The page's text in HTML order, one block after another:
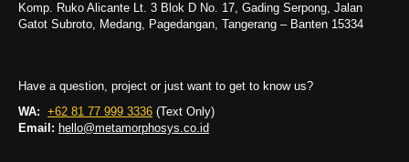
Komp. Ruko Alicante Lt. 3 Blok D No. 17, Gading Serpong, Jalan
Gatot Subroto, Medang, Pagedangan, Tangerang – Banten 15334
Have a question, project or just want to get to know us?
WA: +62 81 77 999 3336 (Text Only)
Email: hello@metamorphosys.co.id